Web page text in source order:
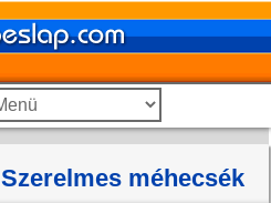
Szerelmes méhecsék